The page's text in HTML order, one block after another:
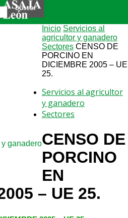
ganadero
Inicio Servicios al
agricultor y ganadero
Sectores CENSO DE
PORCINO EN
DICIEMBRE 2005 – UE
25.
Servicios al agricultor
y ganadero
Sectores
CENSO DE
PORCINO
EN
– UE 25.